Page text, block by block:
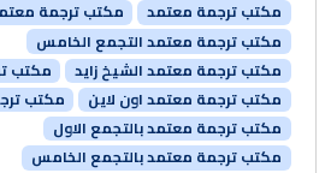
مكتب ترجمة معتمد
مكتب ترجمة
مكتب ترجمة معتمد التجمع الخامس
مكتب ترجمة معتمد الشيخ زايد
مكتب
مكتب ترجمة معتمد اون لاين
مكتب
مكتب ترجمة معتمد بالتجمع الاول
مكتب ترجمة معتمد بالتجمع الخامس